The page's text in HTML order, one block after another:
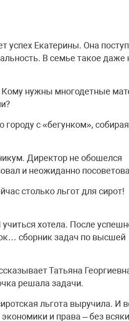
успех Екатерины. Она
В семье такое даже
Кому нужны многодетные
городу с «бегунком», собирая
Директор не обошелся
и неожиданно
столько льгот для сирот!
хотела. После
сборник задач по высшей
Татьяна
решала задачи.
льгота выручила. И
и права – без